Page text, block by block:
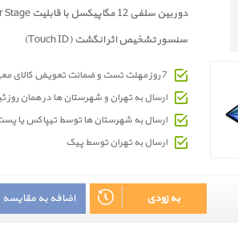
دوربین سلفی 12 مگاپیکسل با قابلیت Center Stage
سنسور تشخیص اثر انگشت (Touch ID)
7 روز مهلت تست و ضمانت تعویض کالای معیوب
ارسال به تهران و شهرستان ها در همان
ارسال به شهرستان ها توسط تیپاکس یا
ارسال به تهران توسط پیک
اضافه به مقایسه به زودی